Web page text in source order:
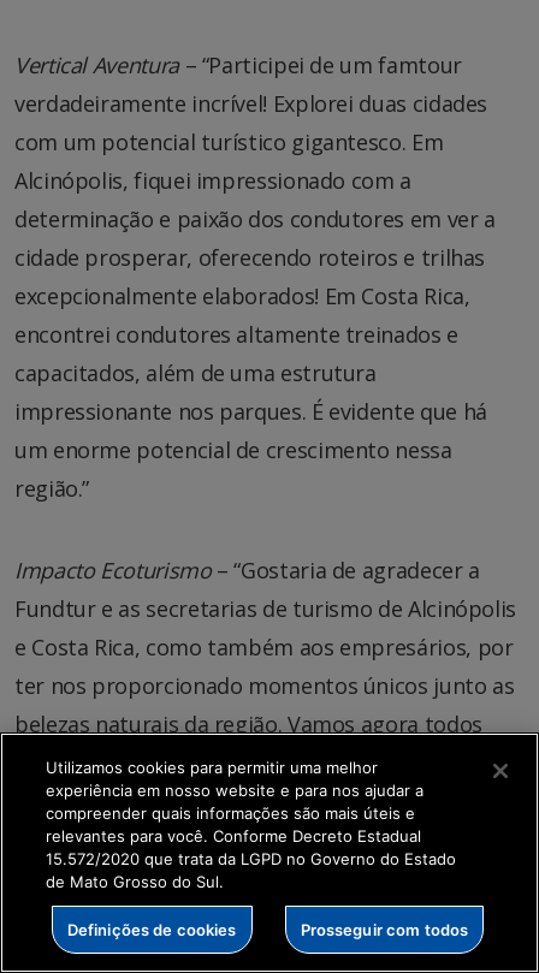
Vertical Aventura– “Participei de um famtour
verdadeiramente incrível! Explorei duas cidades
com um potencial turístico gigantesco. Em
Alcinópolis, fiquei impressionado com a
determinação e paixão dos condutores em ver a
cidade prosperar, oferecendo roteiros e trilhas
excepcionalmente elaborados! Em Costa Rica,
encontrei condutores altamente treinados e
capacitados, além de uma estrutura
impressionante nos parques. É evidente que há
um enorme potencial de crescimento nessa
região.”
Impacto Ecoturismo– “Gostaria de agradecer a
Fundtur e as secretarias de turismo de Alcinópolis
e Costa Rica, como também aos empresários, por
ter nos proporcionado momentos únicos junto as
belezas naturais da região. Vamos agora todos
juntos ajudar na divulgação e comercialização de
mais um produto para nosso Estado. Esta ação foi
muito importante para que estes dois destinos
possam ser conhecidos e divulgados no Estado, no
Brasil e no mundo. Contem com a Impacto
Ecoturismo!”
Utilizamos cookies para permitir uma melhor
experiência em nosso website e para nos ajudar a
compreender quais informações são mais úteis e
relevantes para você. Conforme Decreto Estadual
15.572/2020 que trata da LGPD no Governo do Estado
de Mato Grosso do Sul.
Definições de cookies Prosseguir com todos